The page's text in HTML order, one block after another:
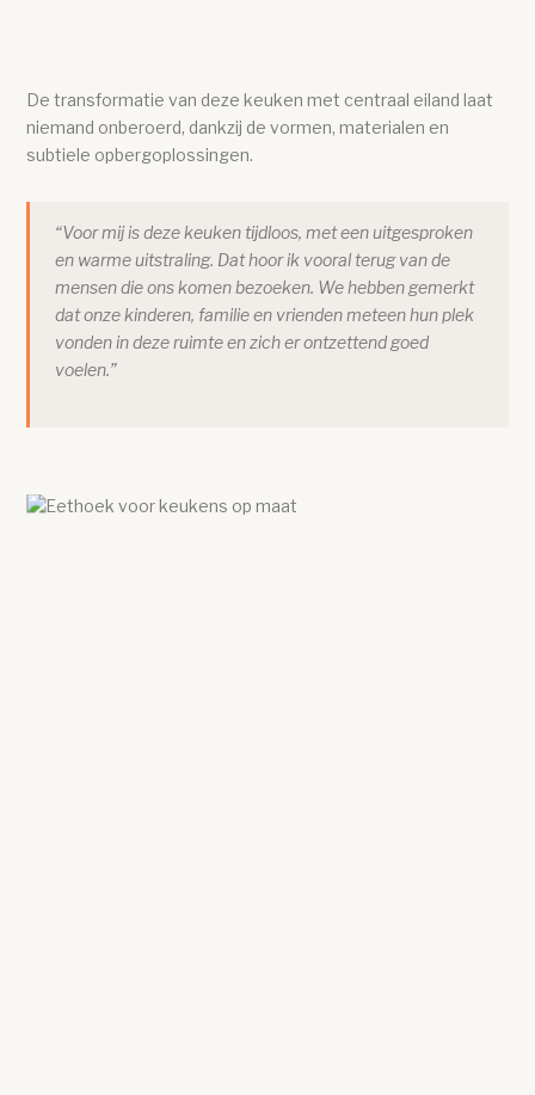
De transformatie van deze keuken met centraal eiland laat
niemand onberoerd, dankzij de vormen, materialen en
subtiele opbergoplossingen.
“Voor mij is deze keuken tijdloos, met een uitgesproken
en warme uitstraling. Dat hoor ik vooral terug van de
mensen die ons komen bezoeken. We hebben gemerkt
dat onze kinderen, familie en vrienden meteen hun plek
vonden in deze ruimte en zich er ontzettend goed
voelen.”